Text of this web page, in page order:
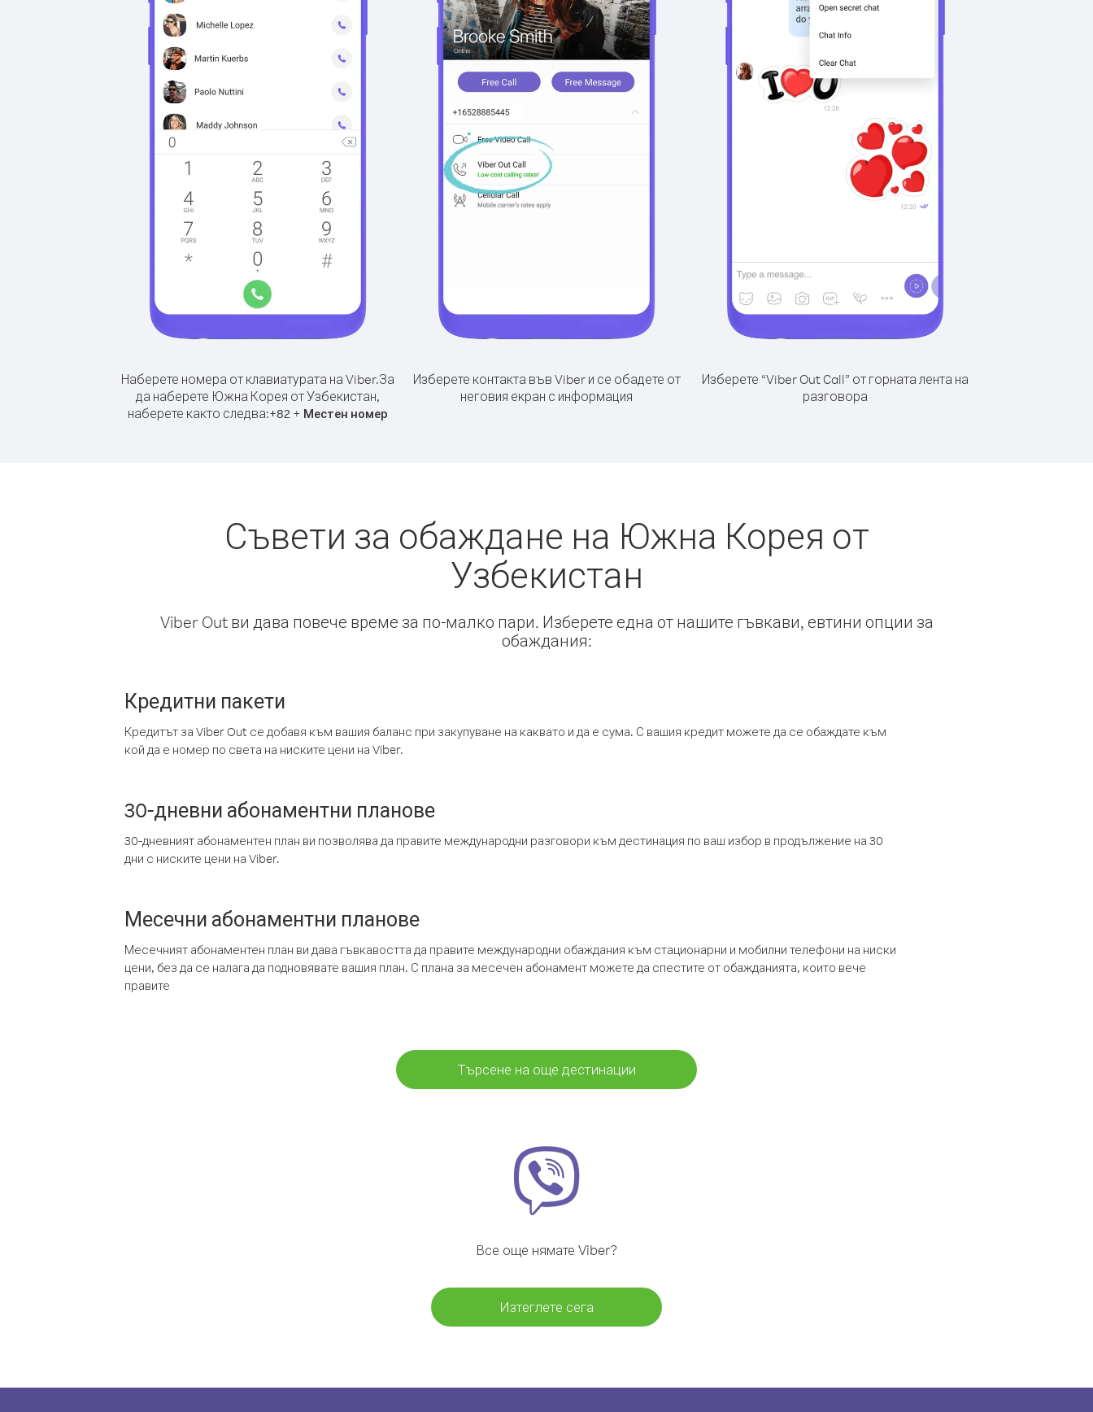
Наберете номера от клавиатурата на Viber.За
да наберете Южна Корея от Узбекистан,
наберете както следва:+82 + Местен номер
Изберете контакта във Viber и се обадете от
неговия екран с информация
Изберете “Viber Out Call” от горната лента на
разговора
Съвети за обаждане на Южна Корея от
Узбекистан
Viber Out ви дава повече време за по-малко пари. Изберете една от нашите гъвкави, евтини опции за
обаждания:
Кредитни пакети
Кредитът за Viber Out се добавя към вашия баланс при закупуване на каквато и да е сума. С вашия кредит можете да се обаждате към
кой да е номер по света на ниските цени на Viber.
30-дневни абонаментни планове
30-дневният абонаментен план ви позволява да правите международни разговори към дестинация по ваш избор в продължение на 30
дни с ниските цени на Viber.
Месечни абонаментни планове
Месечният абонаментен план ви дава гъвкавостта да правите международни обаждания към стационарни и мобилни телефони на ниски
цени, без да се налага да подновявате вашия план. С плана за месечен абонамент можете да спестите от обажданията, които вече
правите
Търсене на още дестинации
Все още нямате Viber?
Изтеглете сега